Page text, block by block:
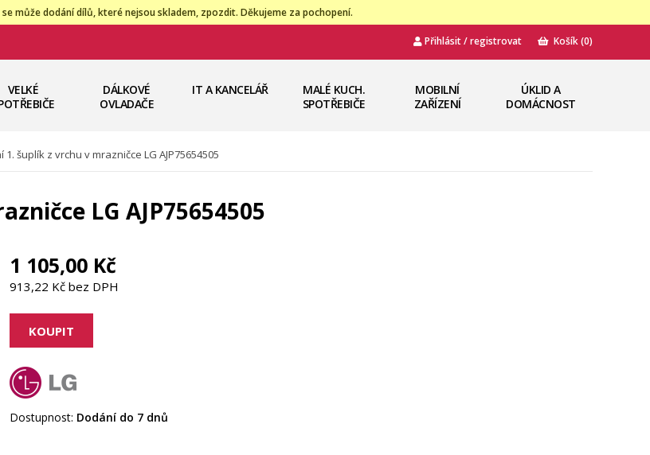
může dodání dílů, které nejsou skladem, zpozdit. Děkujeme za pochopení.
Přihlásit / registrovat Košík(0)
VELKÉ
DÁLKOVÉ
OVLADAČE
IT A KANCELÁŘ
MALÉ KUCH.
SPOTŘEBIČE
MOBILNÍ
ZAŘÍZENÍ
ÚKLID A
DOMÁCNOST
1. šuplík z vrchu v mrazničce LG AJP75654505
LG AJP75654505
1 105,00 Kč
913,22 Kč bez DPH
Dostupnost: Dodání do 7 dnů